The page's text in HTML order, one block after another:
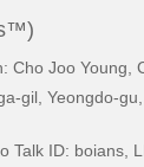
Cho Joo Young,
gil, Yeongdo-
Talk ID: boians,